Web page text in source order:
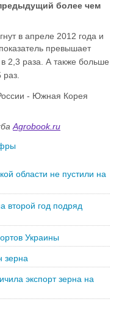
более чем
в апреле 2012 года и
превышает
2,3 раза. А также больше
- Южная Корея
Agrobook.ru
области не пустили на
второй год подряд
Украины
зерна
экспорт зерна на